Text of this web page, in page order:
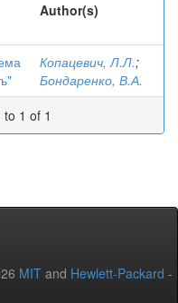
Author(s)
Копацевич, Л.Л.;
Бондаренко, В.А.
1 of 1
MIT and Hewlett-Packard -